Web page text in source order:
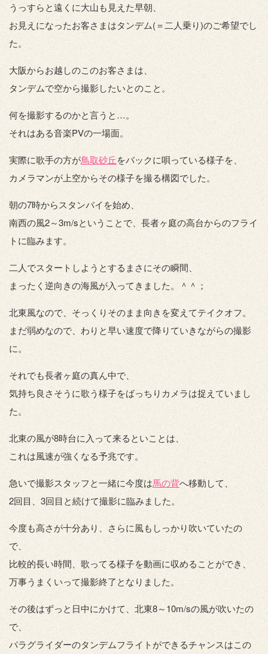
うっすらと遠くに大山も見えた早朝、
お見えになったお客さまはタンデム(＝二人乗り)のご希望でし
た。
大阪からお越しのこのお客さまは、
タンデムで空から撮影したいとのこと。
何を撮影するのかと言うと…。
それはある音楽PVの一場面。
実際に歌手の方が鳥取砂丘をバックに唄っている様子を、
カメラマンが上空からその様子を撮る構図でした。
朝の7時からスタンバイを始め、
南西の風2～3m/sということで、長者ヶ庭の高台からのフライ
トに臨みます。
二人でスタートしようとするまさにその瞬間、
まったく逆向きの海風が入ってきました。＾＾；
北東風なので、そっくりそのまま向きを変えてテイクオフ。
まだ弱めなので、わりと早い速度で降りていきながらの撮影
に。
それでも長者ヶ庭の真ん中で、
気持ち良さそうに歌う様子をばっちりカメラは捉えていまし
た。
北東の風が8時台に入って来るといことは、
これは風速が強くなる予兆です。
急いで撮影スタッフと一緒に今度は馬の背へ移動して、
2回目、3回目と続けて撮影に臨みました。
今度も高さが十分あり、さらに風もしっかり吹いていたの
で、
比較的長い時間、歌ってる様子を動画に収めることができ、
万事うまくいって撮影終了となりました。
その後はずっと日中にかけて、北東8～10m/sの風が吹いたの
で、
パラグライダーのタンデムフライトができるチャンスはこの